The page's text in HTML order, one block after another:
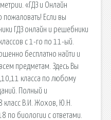
«ГДЗ и Онлайн
Если вы
ГДЗ онлайн и решебники
с 1-го по 11-ый.
бесплатно найти и
предметам. Здесь Вы
класса по любому
Полный и
класс В.И. Жохов, Ю.Н.
по биологии с ответами.